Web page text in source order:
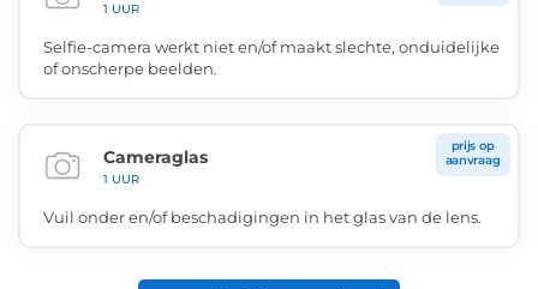
1 UUR
Selfie-camera werkt niet en/of maakt slechte, onduidelijke
of onscherpe beelden.
Cameraglas
1 UUR
prijs op
aanvraag
Vuil onder en/of beschadigingen in het glas van de lens.